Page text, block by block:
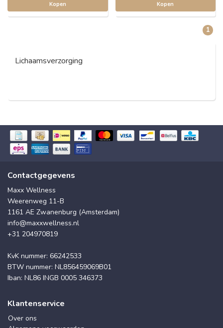
Kopen Kopen
1
Lichaamsverzorging
Contactgegevens
Maxx Wellness
Weerenweg 11-B
1161 AE Zwanenburg (Amsterdam)
info@maxxwellness.nl
+31 204970819
KvK nummer: 66242533
BTW nummer: NL856459069B01
Iban: NL86 INGB 0005 346373
Klantenservice
Over ons